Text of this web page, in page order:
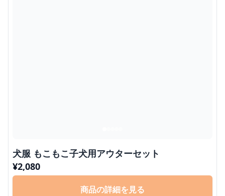
犬服 もこもこ子犬用アウターセット
¥2,080
商品の詳細を見る